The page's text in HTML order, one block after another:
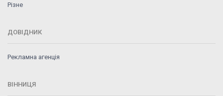
Різне
ДОВІДНИК
Рекламна агенція
ВІННИЦЯ